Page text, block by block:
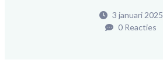
3 januari 2025
0 Reacties